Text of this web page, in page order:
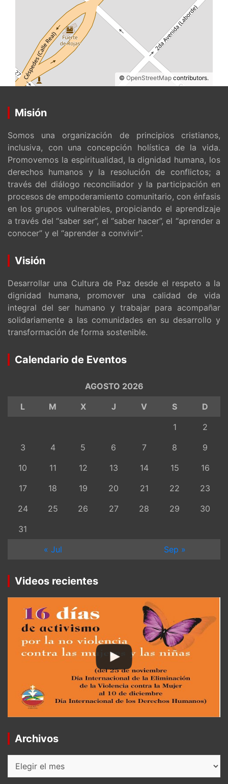
© OpenStreetMap contributors.
Misión
Somos una organización de principios cristianos,
inclusiva, con una concepción holística de la vida.
Promovemos la espiritualidad, la dignidad humana, los
derechos humanos y la resolución de conflictos; a
través del diálogo reconciliador y la participación en
procesos de empoderamiento comunitario, con énfasis
en los grupos vulnerables, propiciando el aprendizaje
a través del “saber ser”, el “saber hacer”, el “aprender a
conocer” y el “aprender a convivir”.
Visión
Desarrollar una Cultura de Paz desde el respeto a la
dignidad humana, promover una calidad de vida
integral del ser humano y trabajar para acompañar
solidariamente a las comunidades en su desarrollo y
transformación de forma sostenible.
Calendario de Eventos
AGOSTO 2026
L
M X J V S
D
1
2
3
4 5 6 7 8
9
10
11 12 13 14 15
16
17
18 19 20 21 22
23
24
25 26 27 28 29
30
31
« Jul
Sep »
Videos recientes
Archivos